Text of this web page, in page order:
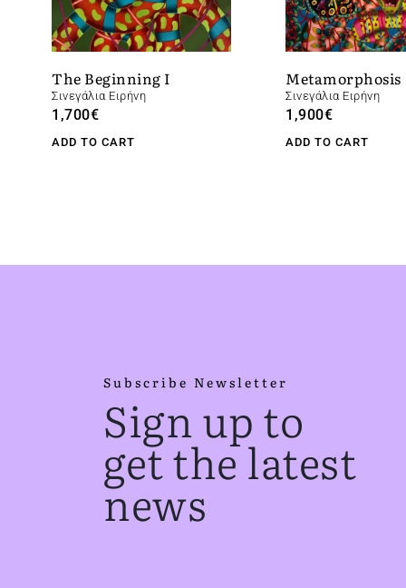
The Beginning I
Σινεγάλια Ειρήνη
1,700€
ADD TO CART
Metamorphosis
Σινεγάλια Ειρήνη
1,900€
ADD TO CART
Subscribe Newsletter
Sign up to
get the latest
news